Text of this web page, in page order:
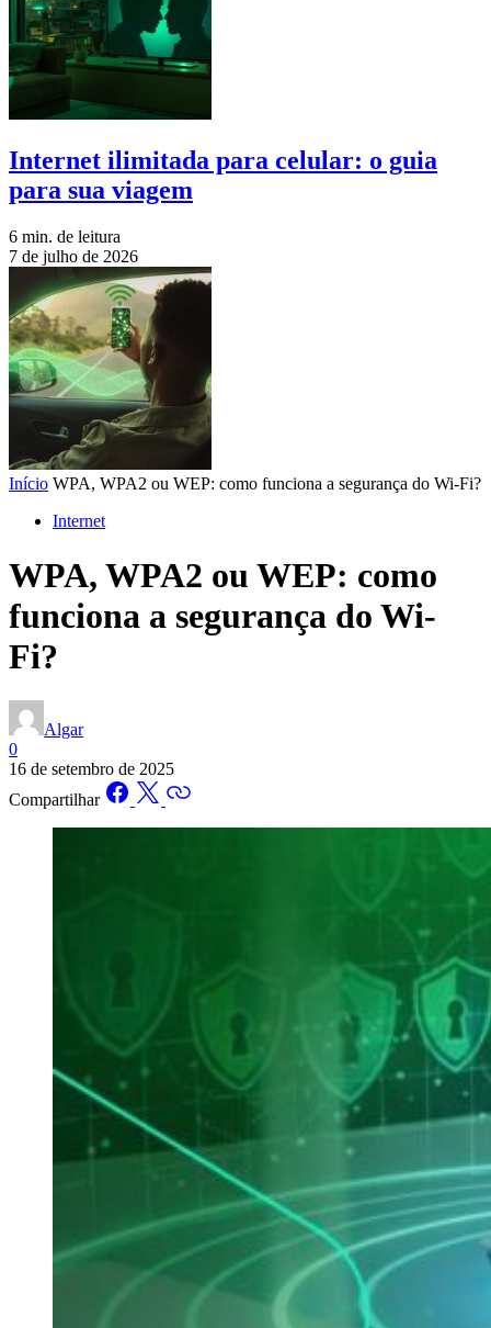
Internet ilimitada para celular: o guia
para sua viagem
6 min. de leitura
7 de julho de 2026
Início WPA, WPA2 ou WEP: como funciona a segurança do Wi-Fi?
Internet
WPA, WPA2 ou WEP: como
funciona a segurança do Wi-
Fi?
Algar
0
16 de setembro de 2025
Compartilhar